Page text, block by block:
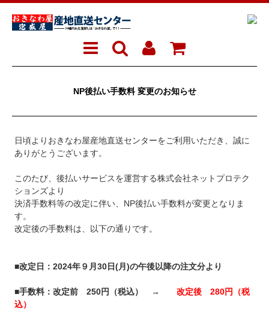
NP後払い手数料 変更のお知らせ
日頃よりおきなわ屋産地直送センターをご利用いただき、誠に
ありがとうございます。
このたび、後払いサービスを運営する株式会社ネットプロテク
ションズより
決済手数料等の改定に伴い、NP後払い手数料が変更となりま
す。
改定後の手数料は、以下の通りです。
■改定日：2024年９月30日(月)の午後以降の注文分より
■手数料：改定前 250円（税込） →
改定後 280円（税
込）